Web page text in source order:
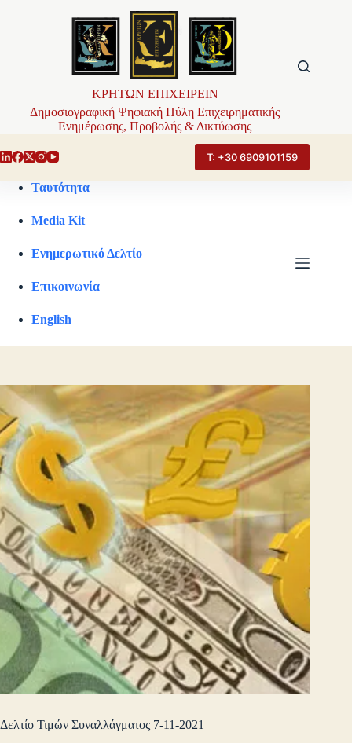
ΚΡΗΤΩΝ ΕΠΙΧΕΙΡΕΙΝ
Δημοσιογραφική Ψηφιακή Πύλη Επιχειρηματικής
Ενημέρωσης, Προβολής & Δικτύωσης
Τ: +30 6909101159
Ταυτότητα
Media Kit
Ενημερωτικό Δελτίο
Επικοινωνία
English
Δελτίο Τιμών Συναλλάγματος 7-11-2021